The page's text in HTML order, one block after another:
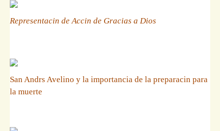
Representacin de Accin de Gracias a Dios
San Andrs Avelino y la importancia de la preparacin para
la muerte